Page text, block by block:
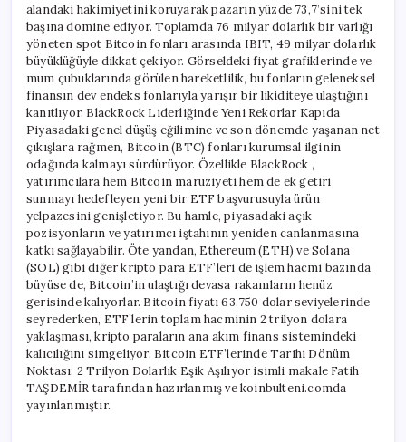
alandaki hakimiyetini koruyarak pazarın yüzde 73,7’sini tek
başına domine ediyor. Toplamda 76 milyar dolarlık bir varlığı
yöneten spot Bitcoin fonları arasında IBIT, 49 milyar dolarlık
büyüklüğüyle dikkat çekiyor. Görseldeki fiyat grafiklerinde ve
mum çubuklarında görülen hareketlilik, bu fonların geleneksel
finansın dev endeks fonlarıyla yarışır bir likiditeye ulaştığını
kanıtlıyor. BlackRock Liderliğinde Yeni Rekorlar Kapıda
Piyasadaki genel düşüş eğilimine ve son dönemde yaşanan net
çıkışlara rağmen, Bitcoin (BTC) fonları kurumsal ilginin
odağında kalmayı sürdürüyor. Özellikle BlackRock ,
yatırımcılara hem Bitcoin maruziyeti hem de ek getiri
sunmayı hedefleyen yeni bir ETF başvurusuyla ürün
yelpazesini genişletiyor. Bu hamle, piyasadaki açık
pozisyonların ve yatırımcı iştahının yeniden canlanmasına
katkı sağlayabilir. Öte yandan, Ethereum (ETH) ve Solana
(SOL) gibi diğer kripto para ETF’leri de işlem hacmi bazında
büyüse de, Bitcoin’in ulaştığı devasa rakamların henüz
gerisinde kalıyorlar. Bitcoin fiyatı 63.750 dolar seviyelerinde
seyrederken, ETF’lerin toplam hacminin 2 trilyon dolara
yaklaşması, kripto paraların ana akım finans sistemindeki
kalıcılığını simgeliyor. Bitcoin ETF’lerinde Tarihi Dönüm
Noktası: 2 Trilyon Dolarlık Eşik Aşılıyor isimli makale Fatih
TAŞDEMİR tarafından hazırlanmış ve koinbulteni.comda
yayınlanmıştır.